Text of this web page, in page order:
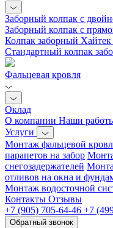
Заборный колпак с
Заборный колпак с
Колпак заборный Хайтек
Стандартный колпак
Фальцевая кровля
Оклад
О компании Наши
Услуги
Монтаж фальцевой
парапетов на забор
снегозадержателей
отливов на окна и
Монтаж водосточной
Контакты Отзывы
+7 (905) 705-64-46 +7
Обратный звонок